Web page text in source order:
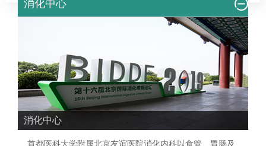
消化中心
消化中心
首都医科大学附属北京友谊医院消化内科以食管、胃肠及